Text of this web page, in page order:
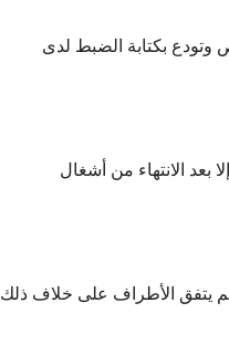
بكتابة الضبط لدى
بعد الانتهاء من أشغال
يتفق الأطراف على خلاف ذلك